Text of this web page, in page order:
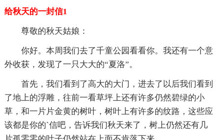
给秋天的一封信1
尊敬的秋天姑娘：
你好。本周我们去了千童公园看看你。我还有一个意
外收获，发现了一只大大的“夏洛”。
首先，我们看到了高大的大门，进去了以后我们看到
了地上的浮雕，往前一看草坪上还有许多仍然碧绿的小
草，和一片片金黄的树叶，树叶上有许多的纹路，这些应
该都是你的`信吧，告诉我们秋天来了，树上仍然还有几